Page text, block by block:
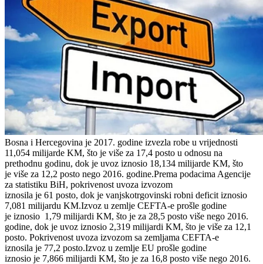
Bosna i Hercegovina je 2017. godine izvezla robe u vrijednosti
11,054 milijarde KM, što je više za 17,4 posto u odnosu na
prethodnu godinu, dok je uvoz iznosio 18,134 milijarde KM, što
je više za 12,2 posto nego 2016. godine.Prema podacima Agencije
za statistiku BiH, pokrivenost uvoza izvozom
iznosila je 61 posto, dok je vanjskotrgovinski robni deficit iznosio
7,081 milijardu KM.Izvoz u zemlje CEFTA-e prošle godine
je iznosio 1,79 milijardi KM, što je za 28,5 posto više nego 2016.
godine, dok je uvoz iznosio 2,319 milijardi KM, što je više za 12,1
posto. Pokrivenost uvoza izvozom sa zemljama CEFTA-e
iznosila je 77,2 posto.Izvoz u zemlje EU prošle godine
iznosio je 7,866 milijardi KM, što je za 16,8 posto više nego 2016.